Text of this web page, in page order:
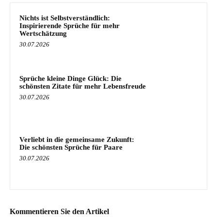
Nichts ist Selbstverständlich:
Inspirierende Sprüche für mehr
Wertschätzung
30.07.2026
Sprüche kleine Dinge Glück: Die
schönsten Zitate für mehr Lebensfreude
30.07.2026
Verliebt in die gemeinsame Zukunft:
Die schönsten Sprüche für Paare
30.07.2026
Kommentieren Sie den Artikel